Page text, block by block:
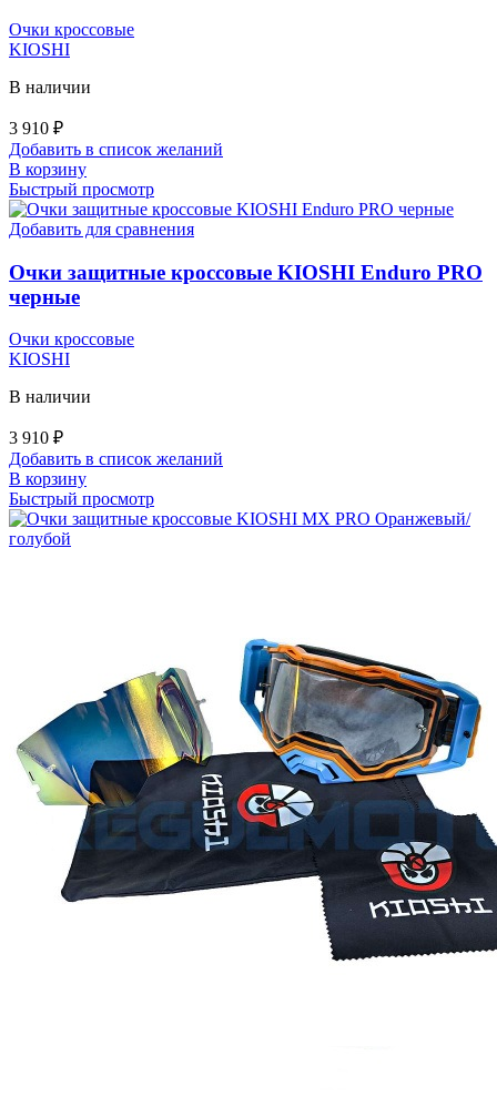
Очки кроссовые
KIOSHI
В наличии
3 910 ₽
Добавить в список желаний
В корзину
Быстрый просмотр
Добавить для сравнения
Очки защитные кроссовые KIOSHI Enduro PRO
черные
Очки кроссовые
KIOSHI
В наличии
3 910 ₽
Добавить в список желаний
В корзину
Быстрый просмотр